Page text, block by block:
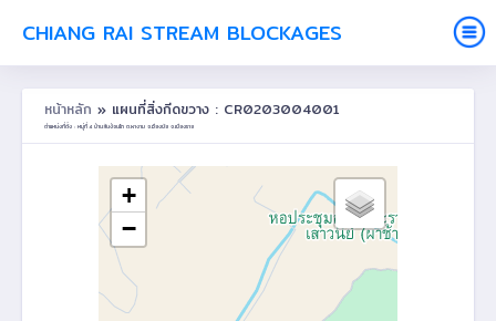
CHIANG RAI STREAM BLOCKAGES
หน้าหลัก » แผนที่สิ่งกีดขวาง : CR0203004001
ตำแหน่งที่ตั้ง : หมู่ที่ 4 บ้านสันง้อนไถ ต.ผางาม อ.เวียงชัย จ.เชียงราย
+
−